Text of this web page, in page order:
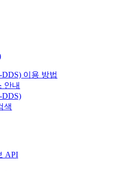
이용 방법
안내
DDS)
색
API